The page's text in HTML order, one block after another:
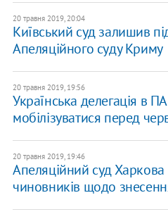
20 травня 2019, 20:04
Київський суд залишив
Апеляційного суду Криму
20 травня 2019, 19:56
Українська делегація в
мобілізуватися перед
20 травня 2019, 19:46
Апеляційний суд Харкова
чиновників щодо